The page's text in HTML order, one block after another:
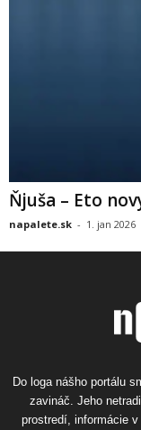
Ňjuša – Eto
napalete.sk - 1. jan 2026
Do loga nášho portálu
zavináč. Jeho
prostredí, informácie